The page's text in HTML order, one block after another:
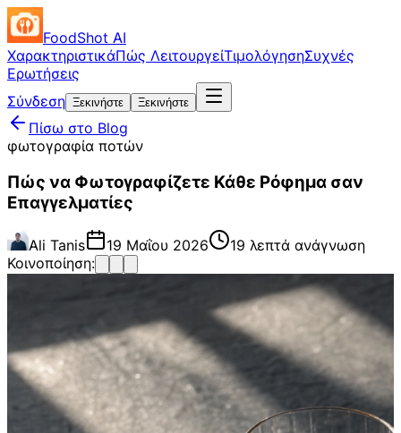
FoodShot AI
ΧαρακτηριστικάΠώς ΛειτουργείΤιμολόγησηΣυχνές
Ερωτήσεις
Σύνδεση Ξεκινήστε Ξεκινήστε
Πίσω στο Blog
φωτογραφία ποτών
Πώς να Φωτογραφίζετε Κάθε Ρόφημα σαν
Επαγγελματίες
Ali Tanis 19 Μαΐου 2026
19 λεπτά ανάγνωση
Κοινοποίηση: